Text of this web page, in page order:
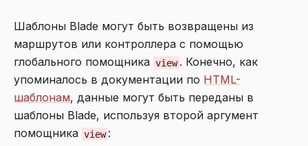
Шаблоны Blade могут быть возвращены из
маршрутов или контроллера с помощью
глобального помощника view . Конечно, как
упоминалось в документации по HTML-
шаблонам, данные могут быть переданы в
шаблоны Blade, используя второй аргумент
помощника view :